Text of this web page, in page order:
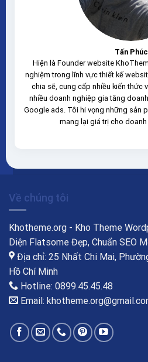
Tấn Phúc
Hiện là Founder website
nghiệm trong lĩnh vực thiết kế
chia sẽ, cung cấp nhiều kiến thức
nhiều doanh nghiệp gia tăng
Google ads. Tôi hi vọng những sản
mang lại giá trị cho
Về chúng tôi
Khotheme.org - Kho Theme
Diện Flatsome Đẹp, Chuẩn SEO
Địa chỉ: 25 Nhất Chi Mai,
Hồ Chí Minh
Hotline: 0899.45.45.48
Email: